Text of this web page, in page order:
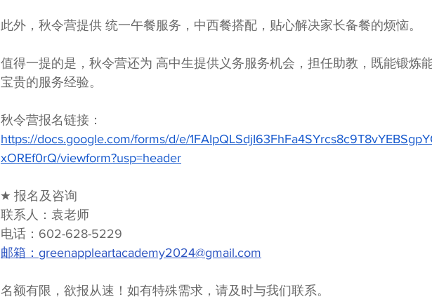
此外，秋令营提供 统一午餐服务，中西餐搭配，贴心解决家长备餐的烦恼。
值得一提的是，秋令营还为 高中生提供义务服务机会，担任助教，既能锻炼
宝贵的服务经验。
秋令营报名链接：
https://docs.google.com/forms/d/e/
xOREf0rQ/viewform?usp=header
★ 报名及咨询
联系人：袁老师
电话：602-628-5229
邮箱：greenappleartacademy2024@gmail.com
名额有限，欲报从速！如有特殊需求，请及时与我们联系。